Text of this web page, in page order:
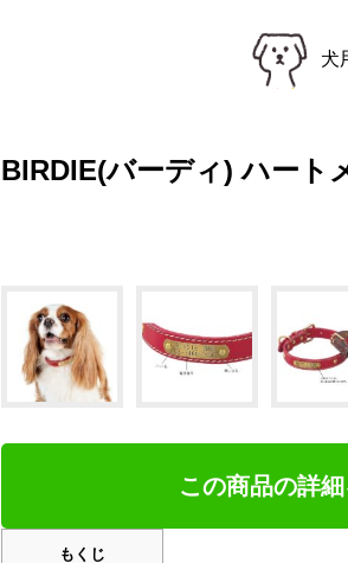
犬
BIRDIE(バーディ) ハート
この商品の詳
もくじ